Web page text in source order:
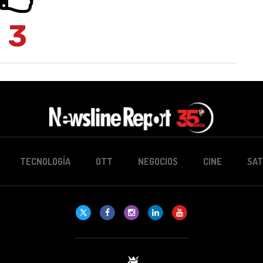
3
TECNOLOGÍA OTT NEGOCIOS CINE